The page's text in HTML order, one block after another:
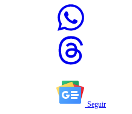
Seguir